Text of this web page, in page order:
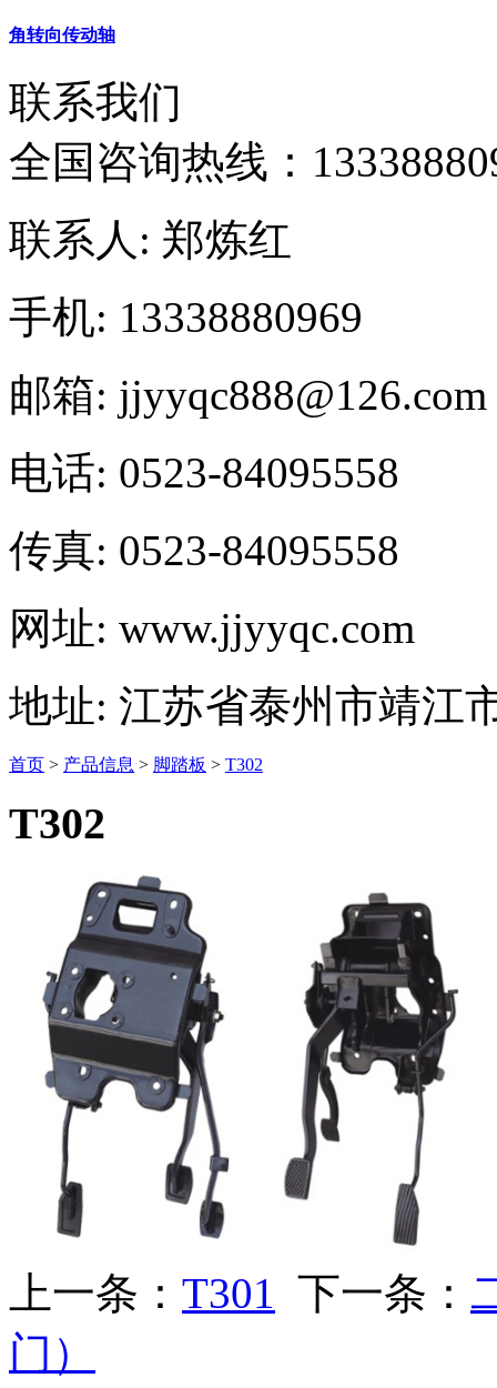
角转向传动轴
联系我们
全国咨询热线：
联系人: 郑炼红
手机: 13338880969
邮箱: jjyyqc888@126.com
电话: 0523-84095558
传真: 0523-84095558
网址: www.jjyyqc.com
地址: 江苏省泰州市靖江
首页 > 产品信息 > 脚踏板 > T302
T302
上一条： T301 下一条：
门）